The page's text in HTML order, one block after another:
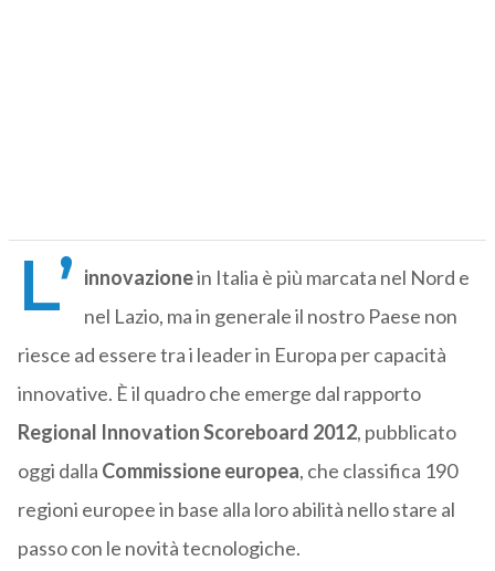
L’ innovazionein Italia è più marcata nel Nord e
nel Lazio, ma in generale il nostro Paese non
riesce ad essere tra i leader in Europa per capacità
innovative. È il quadro che emerge dal rapporto
Regional Innovation Scoreboard 2012, pubblicato
oggi dalla Commissione europea, che classifica 190
regioni europee in base alla loro abilità nello stare al
passo con le novità tecnologiche.